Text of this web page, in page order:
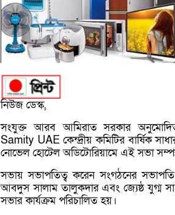
নিউজ ডেস্ক,
সংযুক্ত আরব আমিরাত সরকার
Samity UAE কেন্দ্রীয় কমিটির বার্ষিক
নোভেল হোটেল অডিটোরিয়ামে এই সভা
সভায় সভাপতিত্ব করেন সংগঠনের
আবদুস সালাম তালুকদার এবং জ্যেষ্ঠ যুগ্ম
সভার কার্যক্রম পরিচালিত হয়।